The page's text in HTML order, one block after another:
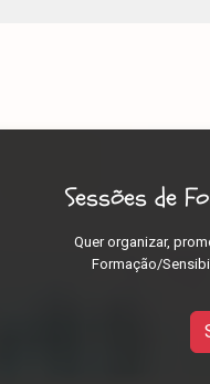
Sessões de
Quer organizar,
Formação/